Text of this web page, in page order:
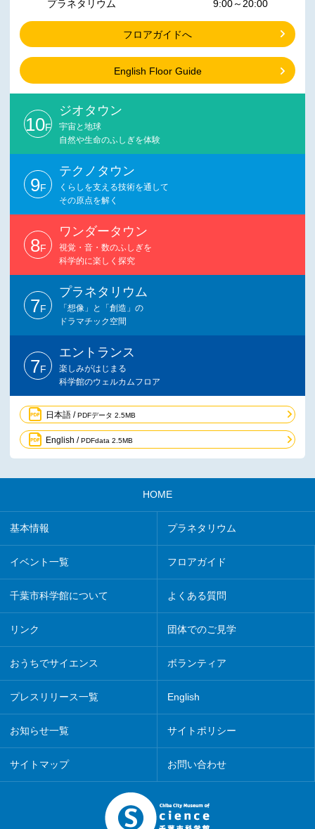
プラネタリウム
9:00～20:00
フロアガイドへ
English Floor Guide
10F
ジオタウン
宇宙と地球
自然や生命のふしぎを体験
9F
テクノタウン
くらしを支える技術を通して
その原点を解く
8F
ワンダータウン
視覚・音・数のふしぎを
科学的に楽しく探究
7F
プラネタリウム
「想像」と「創造」の
ドラマチック空間
7F
エントランス
楽しみがはじまる
科学館のウェルカムフロア
日本語 /PDFデータ 2.5MB
English /PDFdata 2.5MB
HOME
基本情報 プラネタリウム
イベント一覧 フロアガイド
千葉市科学館について よくある質問
リンク 団体でのご見学
おうちでサイエンス ボランティア
プレスリリース一覧 English
お知らせ一覧 サイトポリシー
サイトマップ お問い合わせ